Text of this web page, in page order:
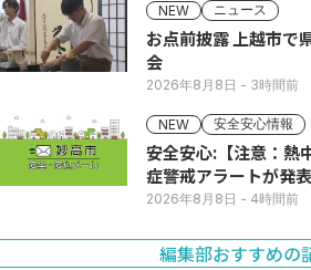
NEW ニュース
お点前披露 上越市で
会
2026年8月8日 - 3時間前
NEW 安全安心情報
安全安心:【注意：熱
症警戒アラートが発
2026年8月8日 - 4時間前
編集部おすすめの